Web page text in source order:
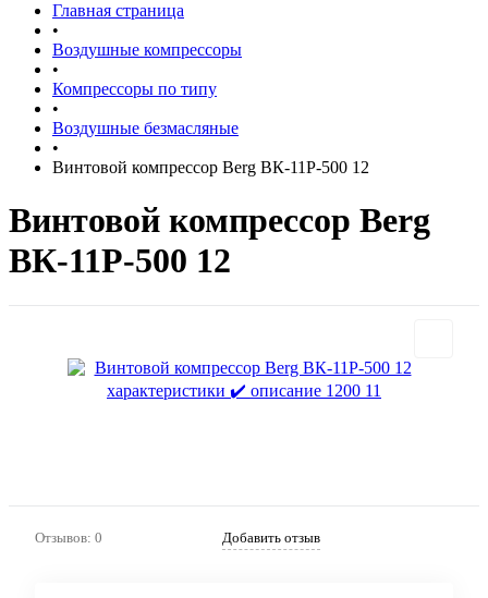
Главная страница
•
Воздушные компрессоры
•
Компрессоры по типу
•
Воздушные безмасляные
•
Винтовой компрессор Berg ВК-11Р-500 12
Винтовой компрессор Berg
ВК-11Р-500 12
Отзывов: 0 Добавить отзыв